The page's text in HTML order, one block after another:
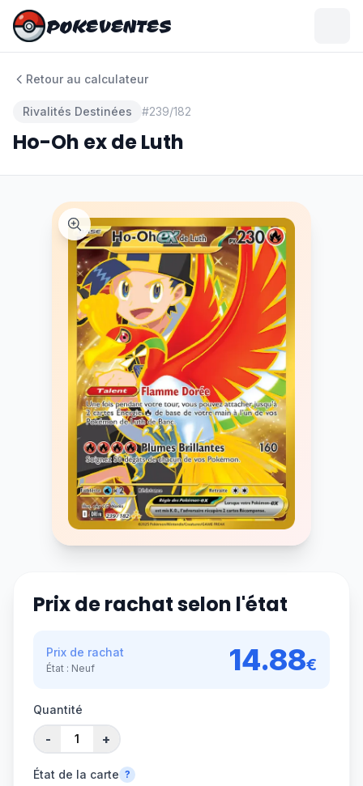
POKEVENTES
POKEVENTES
Retour au calculateur
Rivalités Destinées #239/182
Ho-Oh ex de Luth
Prix de rachat selon l'état
Prix de rachat
État : Neuf 14.88€
Quantité
- +
État de la carte ?